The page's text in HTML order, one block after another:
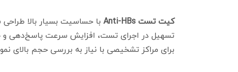
کیت تست Anti-HBs با حساسیت بسیار بالا
تسهیل در اجرای تست، افزایش سرعت پاسخ‌دهی و
برای مراکز تشخیصی با نیاز به بررسی حجم بالای